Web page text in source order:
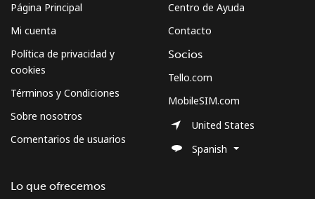
Página Principal
Mi cuenta
Política de privacidad y
cookies
Términos y Condiciones
Sobre nosotros
Comentarios de usuarios
Lo que ofrecemos
Centro de Ayuda
Contacto
Socios
Tello.com
MobileSIM.com
United States
Spanish